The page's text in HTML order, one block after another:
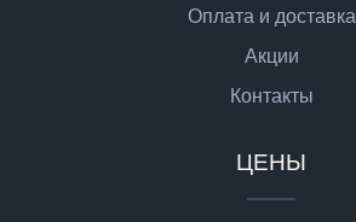
Оплата и доставка
Акции
Контакты
ЦЕНЫ